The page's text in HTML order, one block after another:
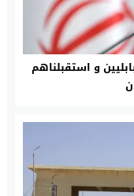
و استقبلناهم